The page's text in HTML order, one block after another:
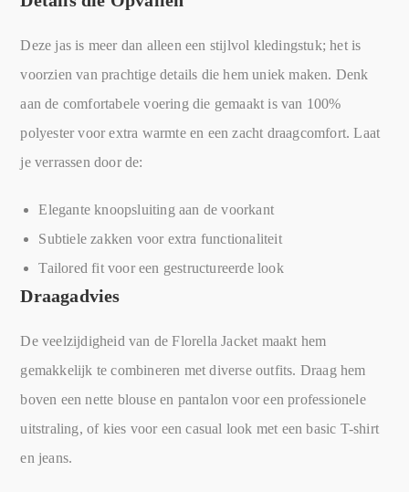
Deze jas is meer dan alleen een stijlvol kledingstuk; het is
voorzien van prachtige details die hem uniek maken. Denk
aan de comfortabele voering die gemaakt is van 100%
polyester voor extra warmte en een zacht draagcomfort. Laat
je verrassen door de:
Elegante knoopsluiting aan de voorkant
Subtiele zakken voor extra functionaliteit
Tailored fit voor een gestructureerde look
Draagadvies
De veelzijdigheid van de Florella Jacket maakt hem
gemakkelijk te combineren met diverse outfits. Draag hem
boven een nette blouse en pantalon voor een professionele
uitstraling, of kies voor een casual look met een basic T-shirt
en jeans.